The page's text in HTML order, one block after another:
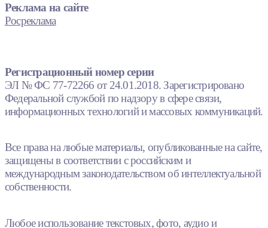
Реклама на сайте
Росреклама
Регистрационный номер серии
ЭЛ № ФС 77-72266 от 24.01.2018. Зарегистрировано
Федеральной службой по надзору в сфере связи,
информационных технологий и массовых коммуникаций.
Все права на любые материалы, опубликованные на сайте,
защищены в соответствии с российским и
международным законодательством об интеллектуальной
собственности.
Любое использование текстовых, фото, аудио и